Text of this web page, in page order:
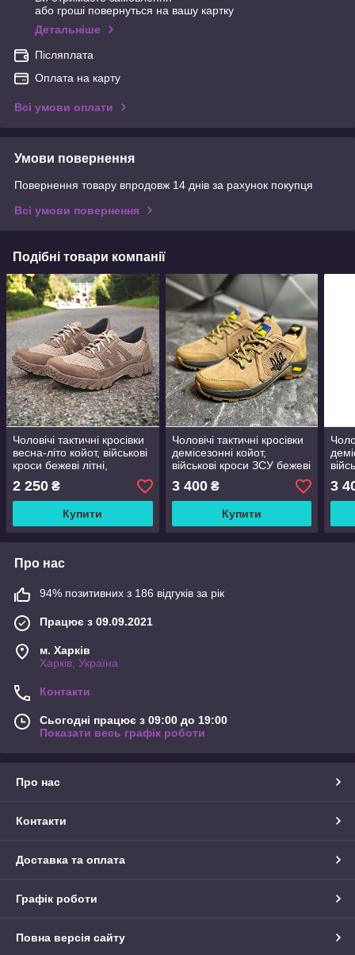
або гроші повернуться на вашу картку
Детальніше
Післяплата
Оплата на карту
Всі умови оплати
Умови повернення
Повернення товару впродовж 14 днів за рахунок покупця
Всі умови повернення
Подібні товари компанії
Чоловічі тактичні кросівки
весна-літо койот, військові
кроси бежеві літні,
армійське літнє взуття для
зсу, розмір 39-46
2 250 ₴
Купити
Чоловічі тактичні кросівки
демісезонні койот,
військові кроси ЗСУ бежеві
весна осінь для чоловіків,
розмір 40 41 42 43 44 45
3 400₴
Купити
3
Про нас
94% позитивних з 186 відгуків за рік
Працює з 09.09.2021
м. Харків
Харків, Україна
Контакти
Сьогодні працює з 09:00 до 19:00
Показати весь графік роботи
Про нас
Контакти
Доставка та оплата
Графік роботи
Повна версія сайту